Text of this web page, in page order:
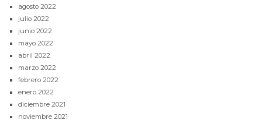
agosto 2022
julio 2022
junio 2022
mayo 2022
abril 2022
marzo 2022
febrero 2022
enero 2022
diciembre 2021
noviembre 2021